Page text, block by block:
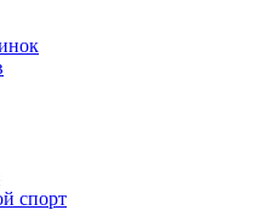
спорт